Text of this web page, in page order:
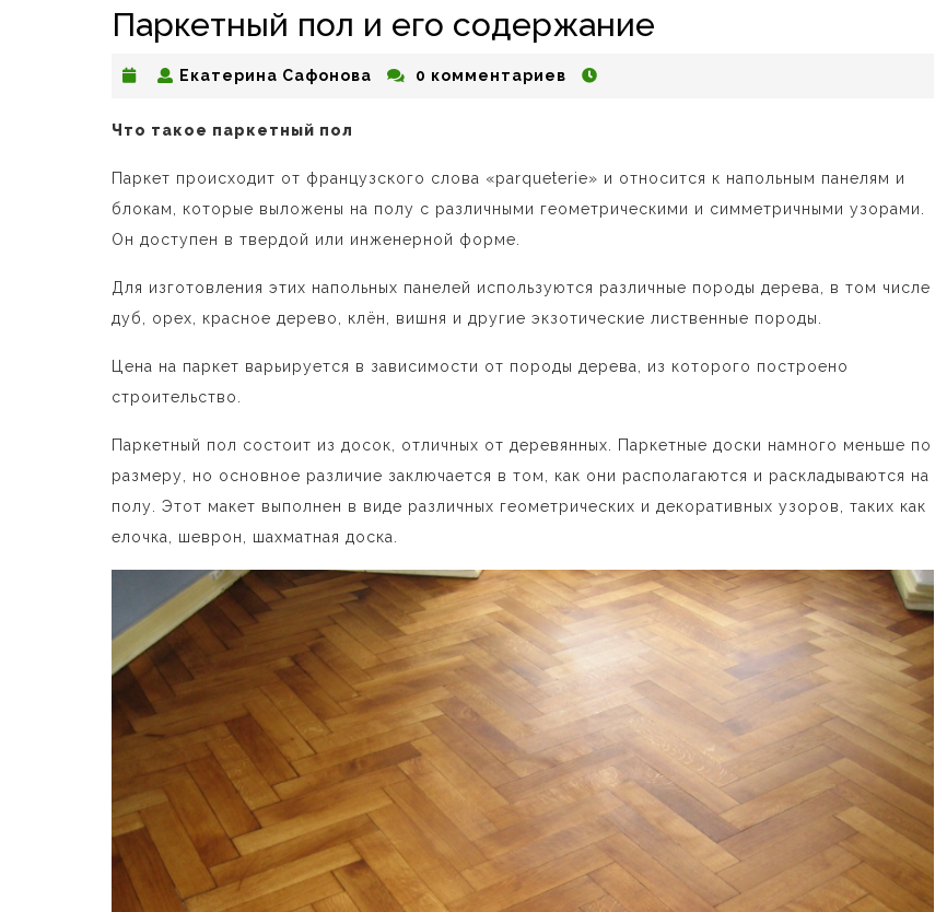
Паркетный пол и его содержание
Екатерина Сафонова Екатерина
0 комментариев
Что такое паркетный пол
Паркет происходит от французского слова «parqueterie» и относится к напольным панелям и
блокам, которые выложены на полу с различными геометрическими и симметричными узорами.
Он доступен в твердой или инженерной форме.
Для изготовления этих напольных панелей используются различные породы дерева, в том числе
дуб, орех, красное дерево, клён, вишня и другие экзотические лиственные породы.
Цена на паркет варьируется в зависимости от породы дерева, из которого построено
строительство.
Паркетный пол состоит из досок, отличных от деревянных. Паркетные доски намного меньше по
размеру, но основное различие заключается в том, как они располагаются и раскладываются на
полу. Этот макет выполнен в виде различных геометрических и декоративных узоров, таких как
елочка, шеврон, шахматная доска.